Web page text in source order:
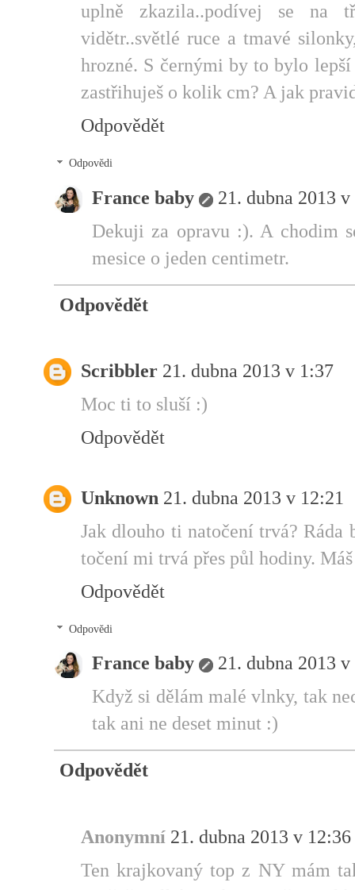
uplně zkazila..podívej se na
vidětr..světlé ruce a tmavé
hrozné. S černými by to bylo
zastřihuješ o kolik cm? A jak
Odpovědět
Odpovědi
France baby
21. dubna 2013
Dekuji za opravu :). A chodim
mesice o jeden centimetr.
Odpovědět
Scribbler 21. dubna 2013 v 1:37
Moc ti to sluší :)
Odpovědět
Unknown 21. dubna 2013 v 12:21
Jak dlouho ti natočení trvá?
točení mi trvá přes půl hodiny.
Odpovědět
Odpovědi
France baby
21. dubna 2013
Když si dělám malé vlnky, tak
tak ani ne deset minut :)
Odpovědět
Anonymní 21. dubna 2013 v 12:36
Ten krajkovaný top z NY mám